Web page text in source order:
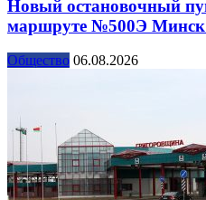
Новый остановочный
маршруте №500Э Минск
Общество 06.08.2026